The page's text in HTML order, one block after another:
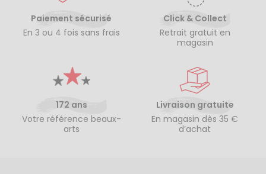
Paiement sécurisé
En 3 ou 4 fois sans frais
Click & Collect
Retrait gratuit en
magasin
172 ans
Votre référence beaux-
arts
Livraison gratuite
En magasin dès 35 €
d’achat